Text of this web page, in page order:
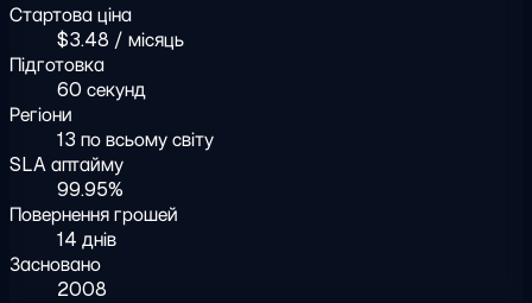
Стартова ціна
$3.48 / місяць
Підготовка
60 секунд
Регіони
13 по всьому світу
SLA аптайму
99.95%
Повернення грошей
14 днів
Засновано
2008